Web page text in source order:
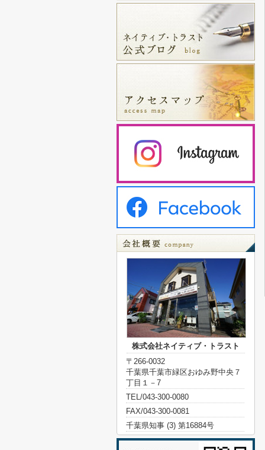
株式会社ネイティブ・トラスト
〒266-0032
千葉県千葉市緑区おゆみ野中央７
丁目１－7
TEL/043-300-0080
FAX/043-300-0081
千葉県知事 (3) 第16884号